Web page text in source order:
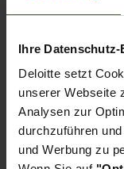
Ihre
Deloitte setzt
unserer Webseite
Analysen zur
durchzuführen
und Werbung zu
Hier findest